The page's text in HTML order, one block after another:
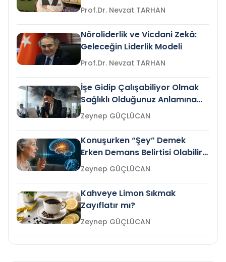
Prof.Dr. Nevzat TARHAN
Nöroliderlik ve Vicdani Zekâ:
Geleceğin Liderlik Modeli
Prof.Dr. Nevzat TARHAN
İşe Gidip Çalışabiliyor Olmak
Sağlıklı Olduğunuz Anlamına
Gelir mi?Zeynep GÜÇLÜCAN
Konuşurken “Şey” Demek
Erken Demans Belirtisi Olabilir
mi?
Zeynep GÜÇLÜCAN
Kahveye Limon Sıkmak
Zayıflatır mı?
Zeynep GÜÇLÜCAN